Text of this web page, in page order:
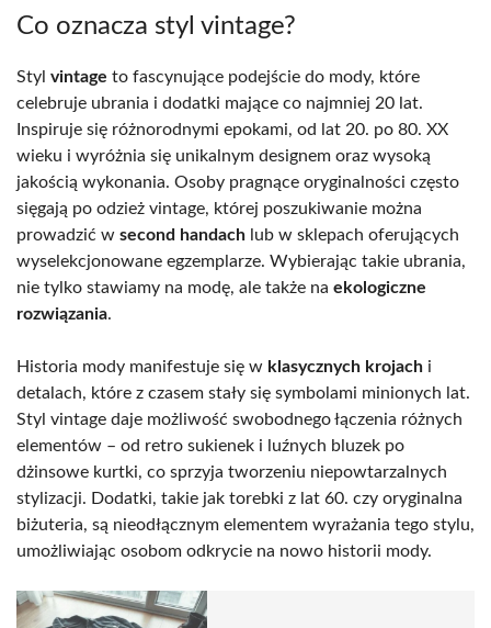
Co oznacza styl vintage?
Styl vintage to fascynujące podejście do mody, które
celebruje ubrania i dodatki mające co najmniej 20 lat.
Inspiruje się różnorodnymi epokami, od lat 20. po 80. XX
wieku i wyróżnia się unikalnym designem oraz wysoką
jakością wykonania. Osoby pragnące oryginalności często
sięgają po odzież vintage, której poszukiwanie można
prowadzić w second handach lub w sklepach oferujących
wyselekcjonowane egzemplarze. Wybierając takie ubrania,
nie tylko stawiamy na modę, ale także na ekologiczne
rozwiązania.
Historia mody manifestuje się w klasycznych krojach i
detalach, które z czasem stały się symbolami minionych lat.
Styl vintage daje możliwość swobodnego łączenia różnych
elementów – od retro sukienek i luźnych bluzek po
dżinsowe kurtki, co sprzyja tworzeniu niepowtarzalnych
stylizacji. Dodatki, takie jak torebki z lat 60. czy oryginalna
biżuteria, są nieodłącznym elementem wyrażania tego stylu,
umożliwiając osobom odkrycie na nowo historii mody.